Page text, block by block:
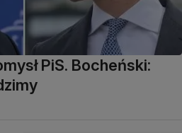
PiS. Bocheński: